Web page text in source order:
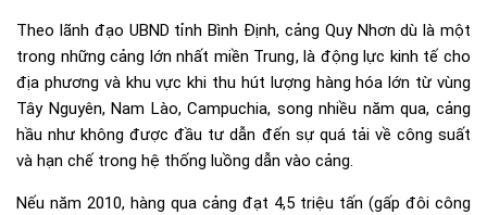
Theo lãnh đạo UBND tỉnh Bình Định, cảng Quy Nhơn dù là một
trong những cảng lớn nhất miền Trung, là động lực kinh tế cho
địa phương và khu vực khi thu hút lượng hàng hóa lớn từ vùng
Tây Nguyên, Nam Lào, Campuchia, song nhiều năm qua, cảng
hầu như không được đầu tư dẫn đến sự quá tải về công suất
và hạn chế trong hệ thống luồng dẫn vào cảng.
Nếu năm 2010, hàng qua cảng đạt 4,5 triệu tấn (gấp đôi công